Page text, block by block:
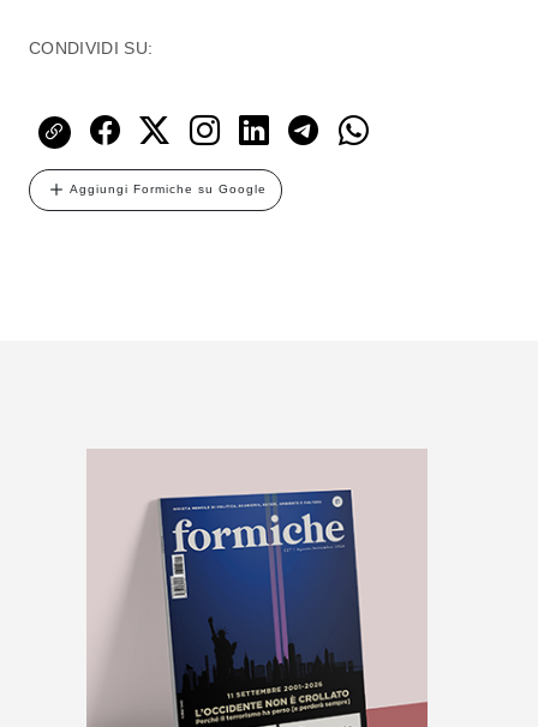
CONDIVIDI SU:
Aggiungi Formiche su Google